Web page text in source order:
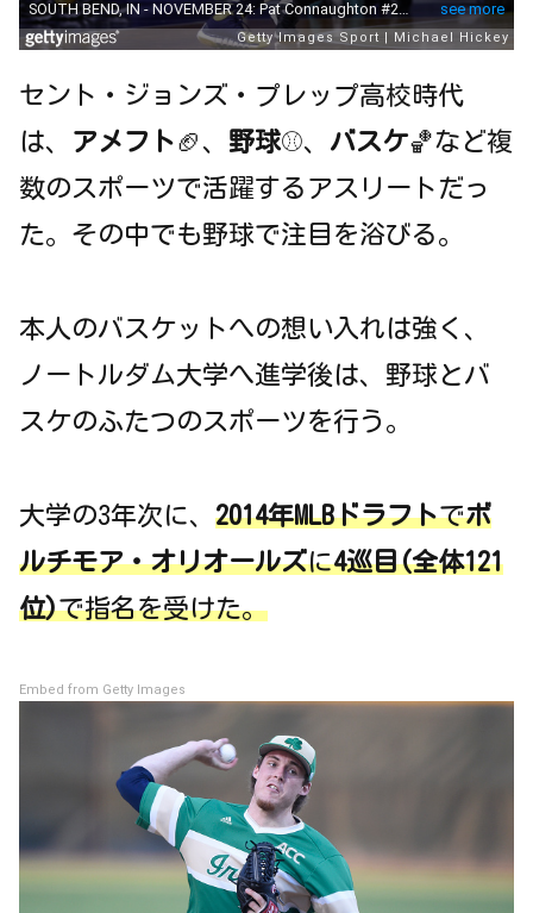
セント・ジョンズ・プレップ高校時代
は、 アメフト🏈、 野球⚾、 バスケ🏀など複
数のスポーツで活躍するアスリートだっ
た。その中でも野球で注目を浴びる。
本人のバスケットへの想い入れは強く、
ノートルダム大学へ進学後は、野球とバ
スケのふたつのスポーツを行う。
大学の3年次に、 2014年MLBドラフトでボ
ルチモア・オリオールズに4巡目(全体121
位)で指名を受けた。
Embed from Getty Images